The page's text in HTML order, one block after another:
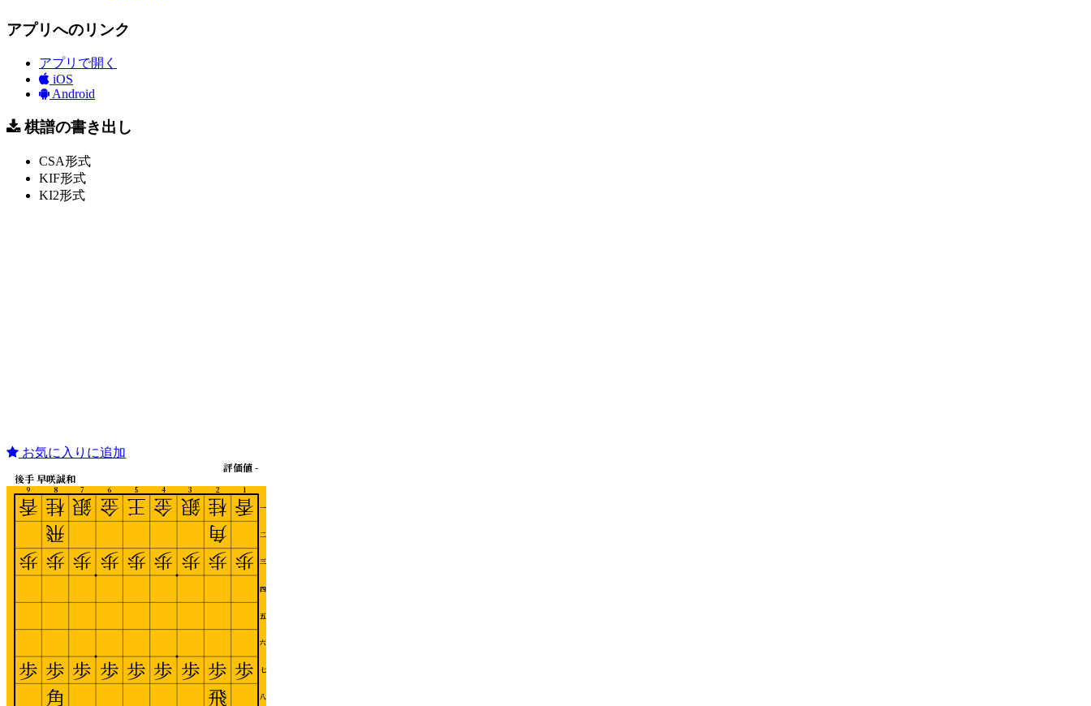
アプリへのリンク
アプリで開く
iOS
Android
棋譜の書き出し
CSA形式
KIF形式
KI2形式
お気に入りに追加
1
2
3
4
5
6
7
8
9
一
二
三
四
五
六
七
八
後手 早咲誠和
評価値 -
香
歩
歩
桂
角
歩
歩
飛
銀
歩
歩
金
歩
歩
王
歩
歩
金
歩
歩
銀
歩
歩
桂
飛
歩
歩
角
香
歩
歩